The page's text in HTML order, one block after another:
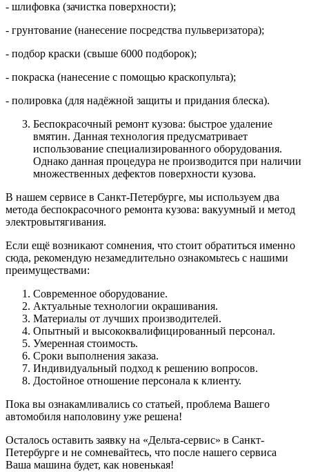
- шлифовка (зачистка поверхности);
- грунтование (нанесение посредства пульверизатора);
- подбор краски (свыше 6000 подборок);
- покраска (нанесение с помощью краскопульта);
- полировка (для надёжной защиты и придания блеска).
Беспокрасочный ремонт кузова: быстрое удаление
вмятин. Данная технология предусматривает
использование специализированного оборудования.
Однако данная процедура не производится при наличии
множественных дефектов поверхности кузова.
В нашем сервисе в Санкт-Петербурге, мы используем два
метода беспокрасочного ремонта кузова: вакуумный и метод
электровытягивания.
Если ещё возникают сомнения, что стоит обратиться именно
сюда, рекомендую незамедлительно ознакомьтесь с нашими
преимуществами:
Современное оборудование.
Актуальные технологии окрашивания.
Материалы от лучших производителей.
Опытный и высококвалифицированный персонал.
Умеренная стоимость.
Сроки выполнения заказа.
Индивидуальный подход к решению вопросов.
Достойное отношение персонала к клиенту.
Пока вы ознакамливались со статьей, проблема Вашего
автомобиля наполовину уже решена!
Осталось оставить заявку на «Дельта-сервис» в Санкт-
Петербурге и не сомневайтесь, что после нашего сервиса
Ваша машина будет, как новенькая!